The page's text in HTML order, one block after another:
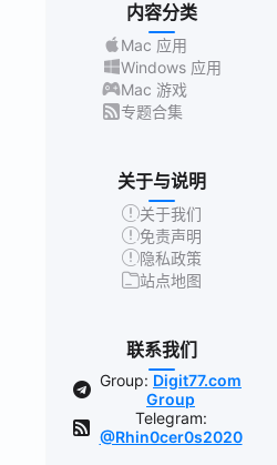
内容分类
Mac 应用
Windows 应用
Mac 游戏
专题合集
关于与说明
关于我们
免责声明
隐私政策
站点地图
联系我们
Group: Digit77.com
Group
Telegram:
@Rhin0cer0s2020